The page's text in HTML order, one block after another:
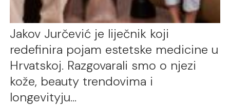
Jakov Jurčević je liječnik koji
redefinira pojam estetske medicine u
Hrvatskoj. Razgovarali smo o njezi
kože, beauty trendovima i
longevityju…